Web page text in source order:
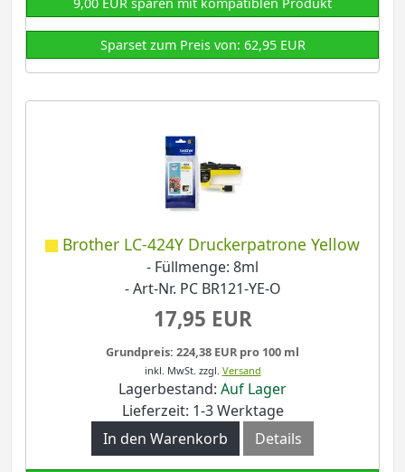
Sparset zum Preis von: 62,95 EUR
Brother LC-424Y Druckerpatrone Yellow
- Füllmenge: 8ml
- Art-Nr. PC BR121-YE-O
17,95 EUR
Grundpreis: 224,38 EUR pro 100 ml
inkl. MwSt. zzgl. Versand
Lagerbestand: Auf Lager
Lieferzeit: 1-3 Werktage
In den Warenkorb
Details